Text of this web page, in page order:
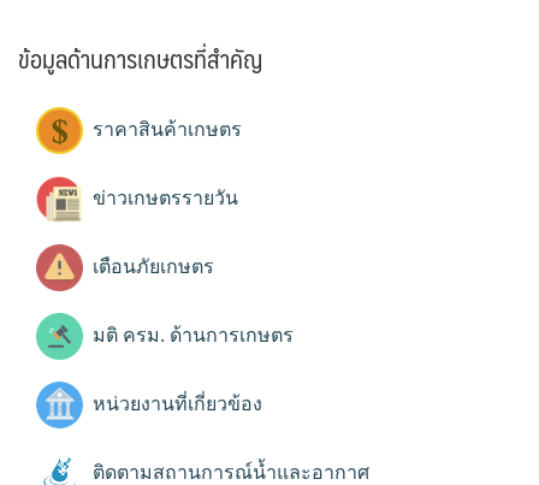
ข้อมูลด้านการเกษตรที่สำคัญ
ราคาสินค้าเกษตร
ข่าวเกษตรรายวัน
เตือนภัยเกษตร
มติ ครม. ด้านการเกษตร
หน่วยงานที่เกี่ยวข้อง
ติดตามสถานการณ์น้ำและอากาศ